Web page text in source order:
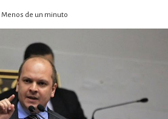
Menos de un minuto